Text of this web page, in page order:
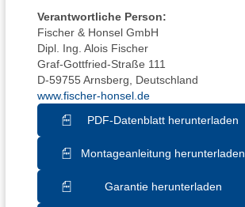
Verantwortliche Person:
Fischer & Honsel GmbH
Dipl. Ing. Alois Fischer
Graf-Gottfried-Straße 111
D-59755 Arnsberg, Deutschland
www.fischer-honsel.de
PDF-Datenblatt herunterladen
Montageanleitung herunterladen
Garantie herunterladen